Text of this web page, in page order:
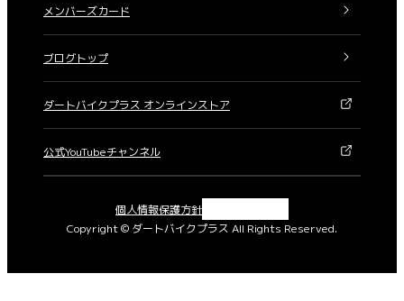
メンバーズカード
ブログトップ
ダートバイクプラス オンラインストア
公式YouTubeチャンネル
Copyright © ダートバイクプラス All Rights Reserved.
個人情報保護方針X